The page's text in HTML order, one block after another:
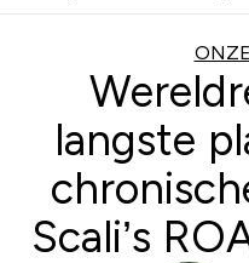
langste
Scali’s